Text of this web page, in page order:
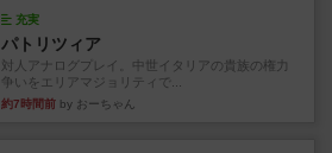
充実
パトリツィア
対人アナログプレイ。中世イタリアの貴族の権力
争いをエリアマジョリティで...
約7時間前 by おーちゃん